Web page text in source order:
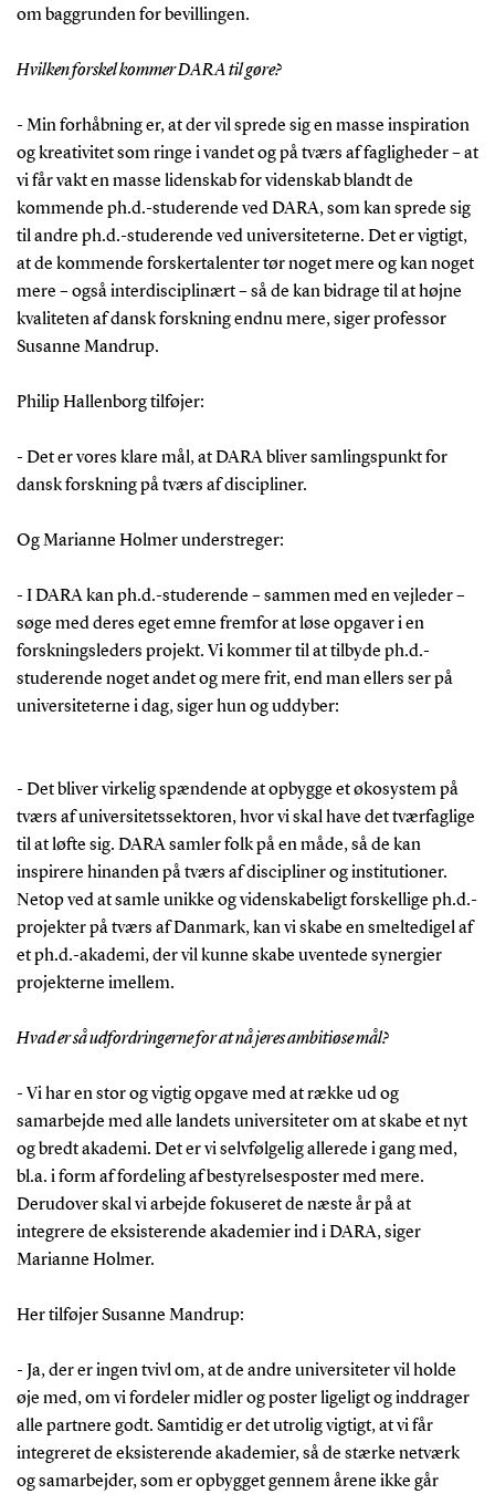
om baggrunden for bevillingen.
Hvilken forskel kommer DARA til gøre?
- Min forhåbning er, at der vil sprede sig en masse inspiration
og kreativitet som ringe i vandet og på tværs af fagligheder – at
vi får vakt en masse lidenskab for videnskab blandt de
kommende ph.d.-studerende ved DARA, som kan sprede sig
til andre ph.d.-studerende ved universiteterne. Det er vigtigt,
at de kommende forskertalenter tør noget mere og kan noget
mere – også interdisciplinært – så de kan bidrage til at højne
kvaliteten af dansk forskning endnu mere, siger professor
Susanne Mandrup.
Philip Hallenborg tilføjer:
- Det er vores klare mål, at DARA bliver samlingspunkt for
dansk forskning på tværs af discipliner.
Og Marianne Holmer understreger:
- I DARA kan ph.d.-studerende – sammen med en vejleder –
søge med deres eget emne fremfor at løse opgaver i en
forskningsleders projekt. Vi kommer til at tilbyde ph.d.-
studerende noget andet og mere frit, end man ellers ser på
universiteterne i dag, siger hun og uddyber:
- Det bliver virkelig spændende at opbygge et økosystem på
tværs af universitetssektoren, hvor vi skal have det tværfaglige
til at løfte sig. DARA samler folk på en måde, så de kan
inspirere hinanden på tværs af discipliner og institutioner.
Netop ved at samle unikke og videnskabeligt forskellige ph.d.-
projekter på tværs af Danmark, kan vi skabe en smeltedigel af
et ph.d.-akademi, der vil kunne skabe uventede synergier
projekterne imellem.
Hvad er så udfordringerne for at nå jeres ambitiøse mål?
- Vi har en stor og vigtig opgave med at række ud og
samarbejde med alle landets universiteter om at skabe et nyt
og bredt akademi. Det er vi selvfølgelig allerede i gang med,
bl.a. i form af fordeling af bestyrelsesposter med mere.
Derudover skal vi arbejde fokuseret de næste år på at
integrere de eksisterende akademier ind i DARA, siger
Marianne Holmer.
Her tilføjer Susanne Mandrup:
- Ja, der er ingen tvivl om, at de andre universiteter vil holde
øje med, om vi fordeler midler og poster ligeligt og inddrager
alle partnere godt. Samtidig er det utrolig vigtigt, at vi får
integreret de eksisterende akademier, så de stærke netværk
og samarbejder, som er opbygget gennem årene ikke går